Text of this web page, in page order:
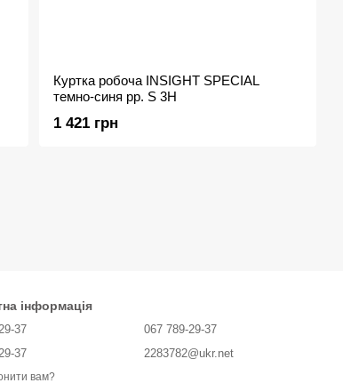
Куртка робоча INSIGHT SPECIAL
темно-синя рр. S 3H
1 421 грн
інформація
37
37
вам?
067 789-29-37
2283782@ukr.net